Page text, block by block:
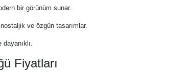
bir görünüm sunar.
ve özgün tasarımlar.
Fiyatları